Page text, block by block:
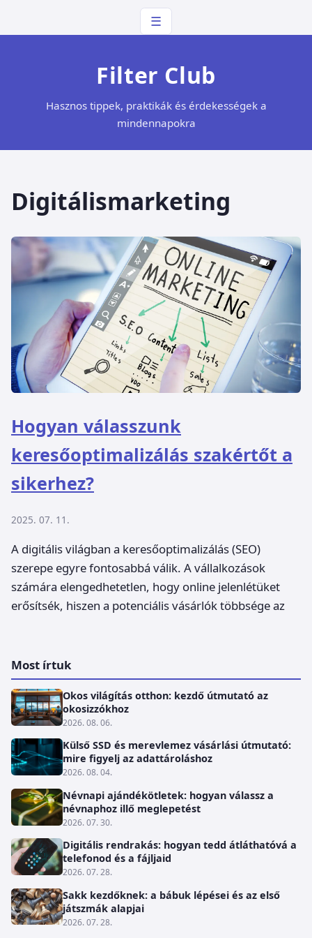
☰
Filter Club
Hasznos tippek, praktikák és érdekességek a
mindennapokra
Digitálismarketing
Hogyan válasszunk
keresőoptimalizálás szakértőt a
sikerhez?
2025. 07. 11.
A digitális világban a keresőoptimalizálás (SEO)
szerepe egyre fontosabbá válik. A vállalkozások
számára elengedhetetlen, hogy online jelenlétüket
erősítsék, hiszen a potenciális vásárlók többsége az
Most írtuk
Okos világítás otthon: kezdő útmutató az
okosizzókhoz
2026. 08. 06.
Külső SSD és merevlemez vásárlási útmutató:
mire figyelj az adattároláshoz
2026. 08. 04.
Névnapi ajándékötletek: hogyan válassz a
névnaphoz illő meglepetést
2026. 07. 30.
Digitális rendrakás: hogyan tedd átláthatóvá a
telefonod és a fájljaid
2026. 07. 28.
Sakk kezdőknek: a bábuk lépései és az első
játszmák alapjai
2026. 07. 28.